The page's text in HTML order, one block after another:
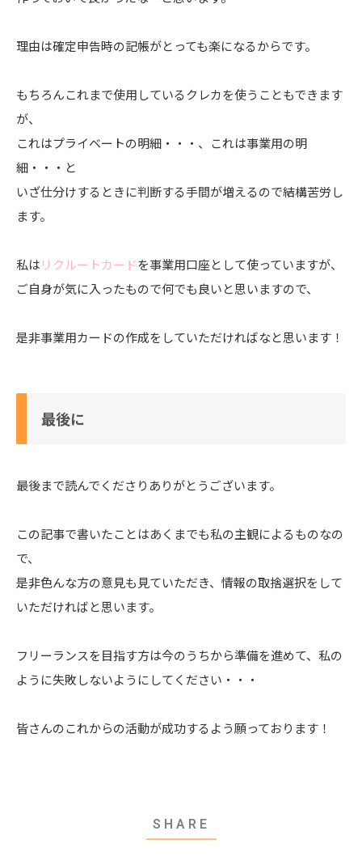
理由は確定申告時の記帳がとっても楽になるからです。
もちろんこれまで使用しているクレカを使うこともできます
が、
これはプライベートの明細・・・、これは事業用の明
細・・・と
いざ仕分けするときに判断する手間が増えるので結構苦労し
ます。
私はリクルートカードを事業用口座として使っていますが、
ご自身が気に入ったもので何でも良いと思いますので、
是非事業用カードの作成をしていただければなと思います！
最後に
最後まで読んでくださりありがとうございます。
この記事で書いたことはあくまでも私の主観によるものなの
で、
是非色んな方の意見も見ていただき、情報の取捨選択をして
いただければと思います。
フリーランスを目指す方は今のうちから準備を進めて、私の
ように失敗しないようにしてください・・・
皆さんのこれからの活動が成功するよう願っております！